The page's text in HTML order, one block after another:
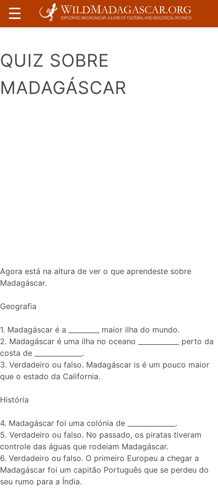
☰
QUIZ SOBRE
MADAGÁSCAR
Agora está na altura de ver o que aprendeste sobre
Madagáscar.
Geografia
1. Madagáscar é a _________ maior ilha do mundo.
2. Madagáscar é uma ilha no oceano ____________ perto da
costa de ______________.
3. Verdadeiro ou falso. Madagáscar is é um pouco maior
que o estado da California.
História
4. Madagáscar foi uma colónia de ______________.
5. Verdadeiro ou falso. No passado, os piratas tiveram
controle das águas que rodeiam Madagáscar.
6. Verdadeiro ou falso. O primeiro Europeu a chegar a
Madagáscar foi um capitão Português que se perdeu do
seu rumo para a Índia.